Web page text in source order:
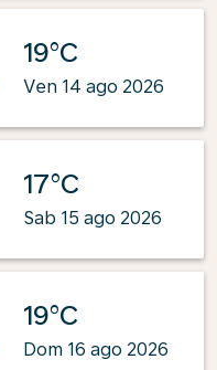
19°C
Ven 14 ago 2026
17°C
Sab 15 ago 2026
19°C
Dom 16 ago 2026